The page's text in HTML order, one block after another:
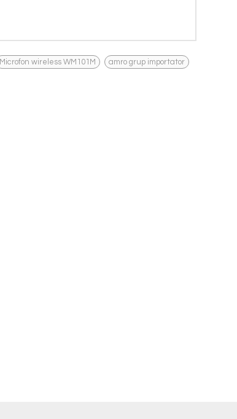
Microfon wireless WM101M amro grup importator